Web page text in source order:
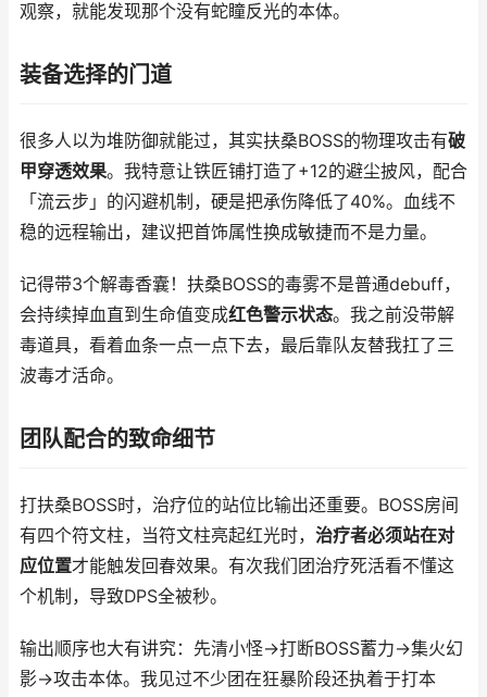
观察，就能发现那个没有蛇瞳反光的本体。
装备选择的门道
很多人以为堆防御就能过，其实扶桑BOSS的物理攻击有破
甲穿透效果。我特意让铁匠铺打造了+12的避尘披风，配合
「流云步」的闪避机制，硬是把承伤降低了40%。血线不
稳的远程输出，建议把首饰属性换成敏捷而不是力量。
记得带3个解毒香囊！扶桑BOSS的毒雾不是普通debuff，
会持续掉血直到生命值变成红色警示状态。我之前没带解
毒道具，看着血条一点一点下去，最后靠队友替我扛了三
波毒才活命。
团队配合的致命细节
打扶桑BOSS时，治疗位的站位比输出还重要。BOSS房间
有四个符文柱，当符文柱亮起红光时， 治疗者必须站在对
应位置才能触发回春效果。有次我们团治疗死活看不懂这
个机制，导致DPS全被秒。
输出顺序也大有讲究：先清小怪→打断BOSS蓄力→集火幻
影→攻击本体。我见过不少团在狂暴阶段还执着于打本